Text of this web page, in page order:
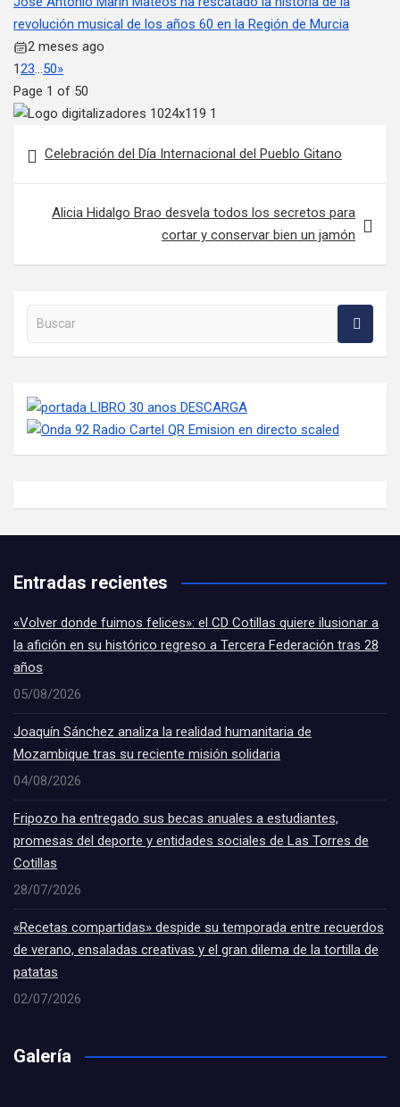
revolución musical de los años 60 en la Región de Murcia
2 meses ago
123…50»
Page 1 of 50
Celebración del Día Internacional del Pueblo Gitano
Alicia Hidalgo Brao desvela todos los secretos para
cortar y conservar bien un jamón
Buscar en la web
Entradas recientes
«Volver donde fuimos felices»: el CD Cotillas quiere ilusionar a
la afición en su histórico regreso a Tercera Federación tras 28
años
05/08/2026
Joaquín Sánchez analiza la realidad humanitaria de
Mozambique tras su reciente misión solidaria
04/08/2026
Fripozo ha entregado sus becas anuales a estudiantes,
promesas del deporte y entidades sociales de Las Torres de
Cotillas
28/07/2026
«Recetas compartidas» despide su temporada entre recuerdos
de verano, ensaladas creativas y el gran dilema de la tortilla de
patatas
02/07/2026
Galería